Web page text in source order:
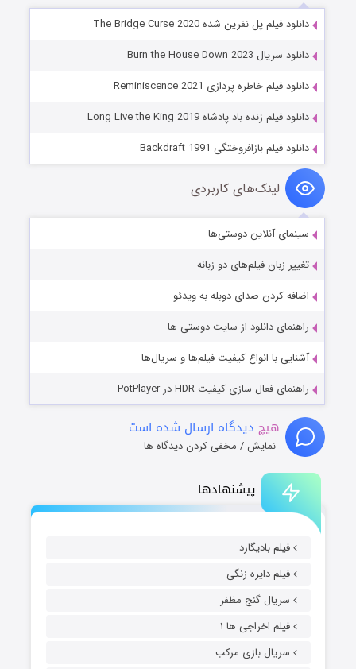
پیشنهادها
فیلم بادیگارد
فیلم دایره زنگی
سریال گنج مظفر
فیلم اخراجی ها ۱
سریال بازی مرکب
دانلود فیلم پل نفرین شده The Bridge Curse 2020
دانلود سریال Burn the House Down 2023
دانلود فیلم خاطره پردازی Reminiscence 2021
دانلود فیلم زنده باد پادشاه Long Live the King 2019
دانلود فیلم بازافروختگی Backdraft 1991
لینک‌های کاربردی
سینمای آنلاین دوستی‌ها
تغییر زبان فیلم‌های دو زبانه
اضافه کردن صدای دوبله به ویدئو
راهنمای دانلود از سایت دوستی ها
آشنایی با انواع کیفیت فیلم‌ها و سریال‌ها
راهنمای فعال سازی کیفیت HDR در PotPlayer
هیچ دیدگاه ارسال شده است
نمایش / مخفی کردن دیدگاه ها